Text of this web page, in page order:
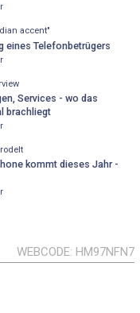
accent"
eines Telefonbetrügers
Services - wo das
brachliegt
kommt dieses Jahr -
WEBCODE HM97NFN7